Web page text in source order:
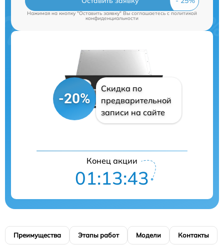
Нажимая на кнопку "Оставить заявку" Вы соглашаетесь cполитикой
конфиденциальности
-20%
Скидка по
предварительной
записи на сайте
Конец акции
01:13:42
Преимущества Этапы работ Модели Контакты